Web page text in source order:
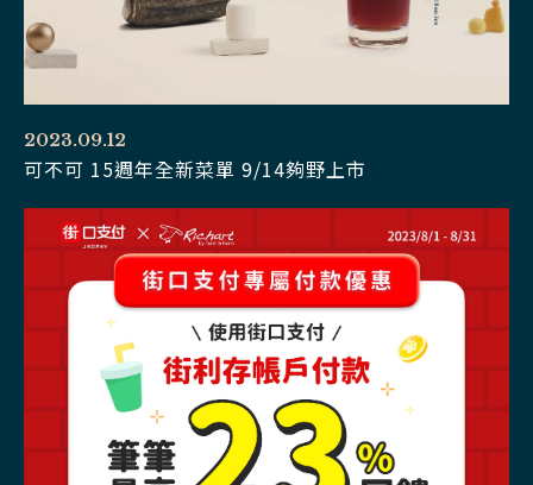
2023.09.12
可不可 15週年全新菜單 9/14夠野上市